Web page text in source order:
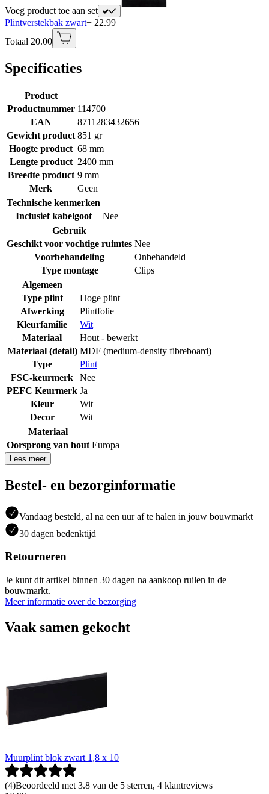
Voeg product toe aan set
Plintverstekbak zwart+ 22.99
Totaal 20.00
Specificaties
Product
Productnummer 114700
EAN
8711283432656
Gewicht product 851 gr
Hoogte product 68 mm
Lengte product 2400 mm
Breedte product 9 mm
Merk
Geen
Technische kenmerken
Inclusief kabelgoot
Nee
Gebruik
Geschikt voor vochtige ruimtes Nee
Voorbehandeling
Onbehandeld
Type montage
Clips
Algemeen
Type plint
Hoge plint
Afwerking
Plintfolie
Kleurfamilie
Wit
Materiaal
Hout - bewerkt
Materiaal (detail) MDF (medium-density fibreboard)
Type
Plint
FSC-keurmerk
Nee
PEFC Keurmerk Ja
Kleur
Wit
Decor
Wit
Materiaal
Oorsprong van hout Europa
Lees meer
Bestel- en bezorginformatie
Vandaag besteld, al na een uur af te halen in jouw bouwmarkt
30 dagen bedenktijd
Retourneren
Je kunt dit artikel binnen 30 dagen na aankoop ruilen in de
bouwmarkt.
Meer informatie over de bezorging
Vaak samen gekocht
Muurplint blok zwart 1,8 x 10
(4)Beoordeeld met 3.8 van de 5 sterren, 4 klantreviews